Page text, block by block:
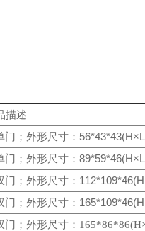
描述
；外形尺寸：
；外形尺寸：
；外形尺寸：
；外形尺寸：
门；外形尺寸：165*86*86(H